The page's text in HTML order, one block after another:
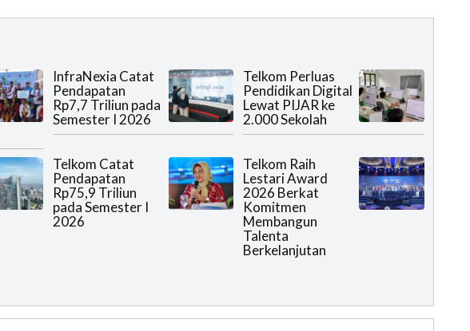
InfraNexia Catat
Pendapatan
Rp7,7 Triliun pada
Semester I 2026
Telkom Perluas
Pendidikan Digital
Lewat PIJAR ke
2.000 Sekolah
Telkom Catat
Pendapatan
Rp75,9 Triliun
pada Semester I
2026
Telkom Raih
Lestari Award
2026 Berkat
Komitmen
Membangun
Talenta
Berkelanjutan